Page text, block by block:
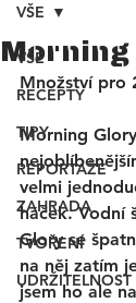
VŠE
RECEPTY
TIPY
REPORTÁŽE
ZAHRADA
TVOŘENÍ
UDRŽITELNOST
VŠE
Množství pro
Morning
velmi
háček. Vodní
Glory se
na něj zatím
jsem ho ale